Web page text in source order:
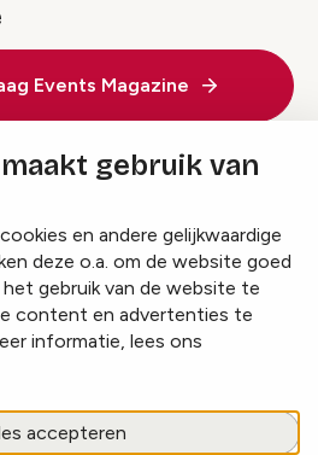
gebruik van
en andere gelijkwaardige
deze o.a. om de website goed
gebruik van de website te
content en advertenties te
informatie, lees ons
accepteren
Events Magazine